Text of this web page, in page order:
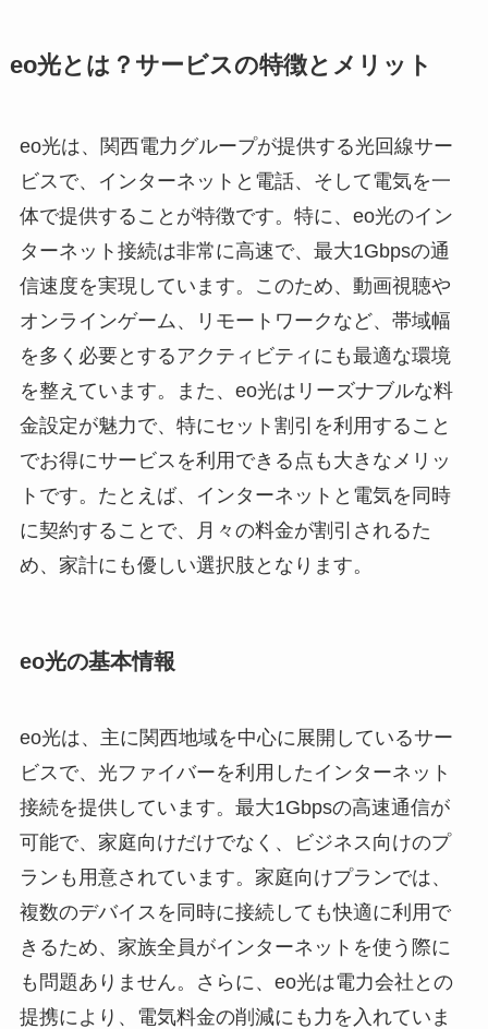
eo光とは？サービスの特徴とメリット
eo光は、関西電力グループが提供する光回線サー
ビスで、インターネットと電話、そして電気を一
体で提供することが特徴です。特に、eo光のイン
ターネット接続は非常に高速で、最大1Gbpsの通
信速度を実現しています。このため、動画視聴や
オンラインゲーム、リモートワークなど、帯域幅
を多く必要とするアクティビティにも最適な環境
を整えています。また、eo光はリーズナブルな料
金設定が魅力で、特にセット割引を利用すること
でお得にサービスを利用できる点も大きなメリッ
トです。たとえば、インターネットと電気を同時
に契約することで、月々の料金が割引されるた
め、家計にも優しい選択肢となります。
eo光の基本情報
eo光は、主に関西地域を中心に展開しているサー
ビスで、光ファイバーを利用したインターネット
接続を提供しています。最大1Gbpsの高速通信が
可能で、家庭向けだけでなく、ビジネス向けのプ
ランも用意されています。家庭向けプランでは、
複数のデバイスを同時に接続しても快適に利用で
きるため、家族全員がインターネットを使う際に
も問題ありません。さらに、eo光は電力会社との
提携により、電気料金の削減にも力を入れていま